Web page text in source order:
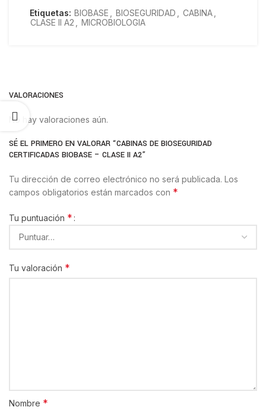
Etiquetas: BIOBASE BIOSEGURIDAD CABINA
CLASE II A2
MICROBIOLOGIA
VALORACIONES
No hay valoraciones aún.
SÉ EL PRIMERO EN VALORAR “CABINAS DE BIOSEGURIDAD
CERTIFICADAS BIOBASE – CLASE II A2”
Tu dirección de correo electrónico no será publicada. Los
campos obligatorios están marcados con *
Tu puntuación *
Tu valoración *
Nombre *